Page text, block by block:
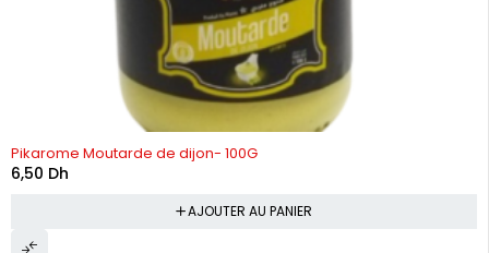
Pikarome Moutarde de dijon- 100G
6,50 Dh
AJOUTER AU PANIER